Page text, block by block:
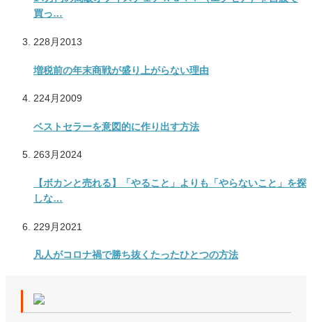
買っ…
228月 2013
増税前の年末商戦が盛り上がらない理由
224月 2009
ベストセラーを意図的に作り出す方法
263月2024
【ボカンと売れる】「やること」よりも「やらないこと」を探
しな…
229月 2021
凡人がコロナ禍で勝ち抜くたったひとつの方法